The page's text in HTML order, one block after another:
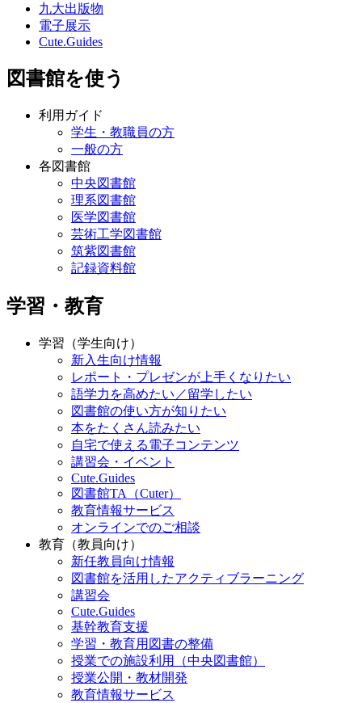
九大出版物
電子展示
Cute.Guides
図書館を使う
利用ガイド
学生・教職員の方
一般の方
各図書館
中央図書館
理系図書館
医学図書館
芸術工学図書館
筑紫図書館
記録資料館
学習・教育
学習（学生向け）
新入生向け情報
レポート・プレゼンが上手くなりたい
語学力を高めたい／留学したい
図書館の使い方が知りたい
本をたくさん読みたい
自宅で使える電子コンテンツ
講習会・イベント
Cute.Guides
図書館TA（Cuter）
教育情報サービス
オンラインでのご相談
教育（教員向け）
新任教員向け情報
図書館を活用したアクティブラーニング
講習会
Cute.Guides
基幹教育支援
学習・教育用図書の整備
授業での施設利用（中央図書館）
授業公開・教材開発
教育情報サービス